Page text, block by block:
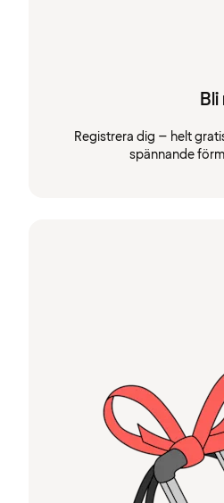
Registrera dig – helt
spännande